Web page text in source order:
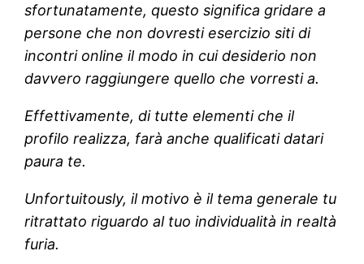
sfortunatamente, questo significa gridare a
persone che non dovresti esercizio siti di
incontri online il modo in cui desiderio non
davvero raggiungere quello che vorresti a.
Effettivamente, di tutte elementi che il
profilo realizza, farà anche qualificati datari
paura te.
Unfortuitously, il motivo è il tema generale tu
ritrattato riguardo al tuo individualità in realtà
furia.